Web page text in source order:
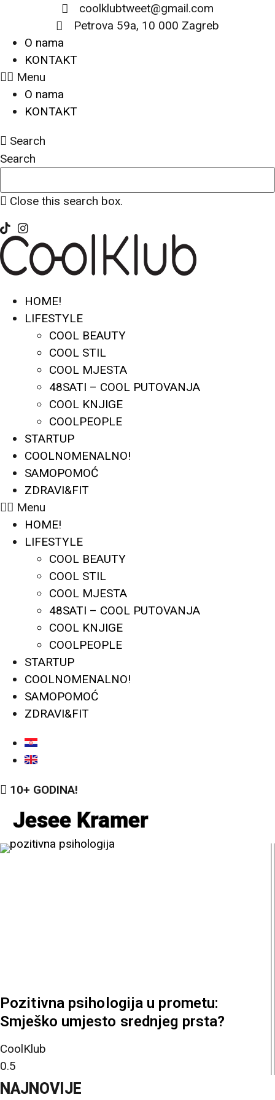
coolklubtweet@gmail.com
Petrova 59a, 10 000 Zagreb
O nama
KONTAKT
Menu
O nama
KONTAKT
Search
Search
Close this search box.
HOME!
LIFESTYLE
COOL BEAUTY
COOL STIL
COOL MJESTA
48SATI – COOL PUTOVANJA
COOL KNJIGE
COOLPEOPLE
STARTUP
COOLNOMENALNO!
SAMOPOMOĆ
ZDRAVI&FIT
Menu
HOME!
LIFESTYLE
COOL BEAUTY
COOL STIL
COOL MJESTA
48SATI – COOL PUTOVANJA
COOL KNJIGE
COOLPEOPLE
STARTUP
COOLNOMENALNO!
SAMOPOMOĆ
ZDRAVI&FIT
10+ GODINA!
Jesee Kramer
Pozitivna psihologija u prometu:
Smješko umjesto srednjeg prsta?
CoolKlub
NAJNOVIJE